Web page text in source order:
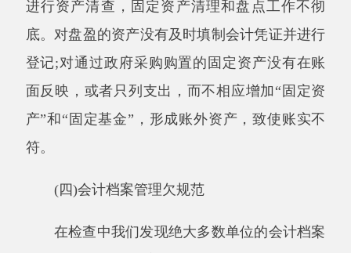
人员。二是由于行政事业单位会计部门没有设置
专职会计档案管理岗位，大多由财务人员或是综
合部门的人员兼任，在会计凭证、会计账簿、会
计报表的使用和保管上存在一定的不规范现象。
三是会计档案资料收集不齐全。会计档案包括会
将财务报表、上级有关文件、合同、财务规章制
计档案资料不完整。